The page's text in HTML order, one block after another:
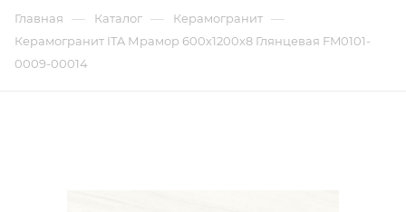
Главная — Каталог — Керамогранит —
Керамогранит ITA Мрамор 600х1200х8 Глянцевая FM0101-
0009-00014